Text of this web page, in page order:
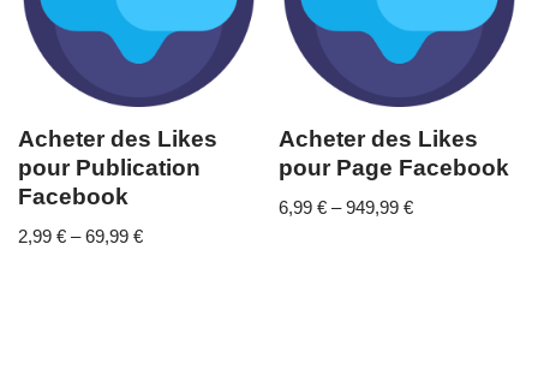
Acheter des Likes
pour Publication
Facebook
2,99 € –69,99 €
Acheter des Likes
pour Page Facebook
6,99€ –949,99€